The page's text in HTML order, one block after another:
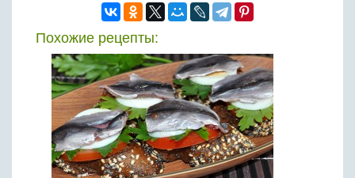
Похожие рецепты: